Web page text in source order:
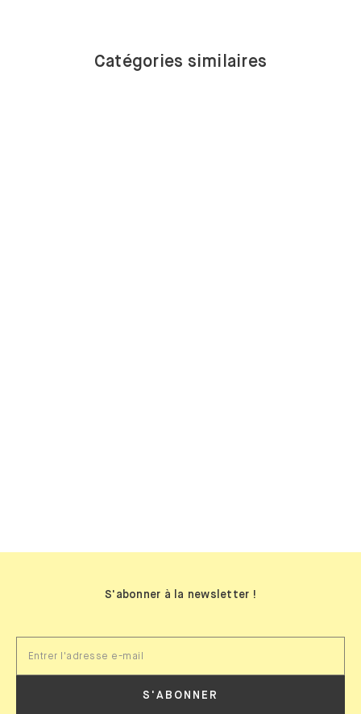
Catégories similaires
S'abonner à la newsletter !
S'ABONNER